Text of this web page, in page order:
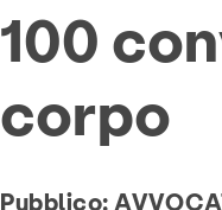
100
corpo
Pubblico: